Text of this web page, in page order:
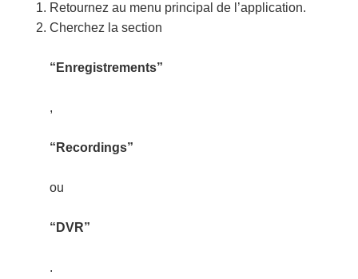
Retournez au menu principal de l’application.
Cherchez la section
“Enregistrements”
,
“Recordings”
ou
“DVR”
.